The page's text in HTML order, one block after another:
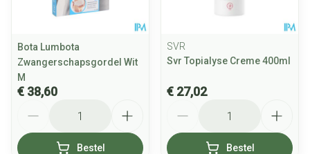
Bota Lumbota
Zwangerschapsgordel Wit
M
€ 38,60
Bestel
SVR
Svr Topialyse Creme 400ml
€ 27,02
Bestel